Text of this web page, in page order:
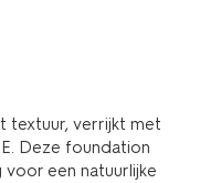
textuur, verrijkt met
Deze foundation
een natuurlijke